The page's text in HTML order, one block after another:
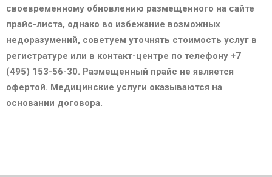
своевременному обновлению размещенного на сайте
прайс-листа, однако во избежание возможных
недоразумений, советуем уточнять стоимость услуг в
регистратуре или в контакт-центре по телефону +7
(495) 153-56-30. Размещенный прайс не является
офертой. Медицинские услуги оказываются на
основании договора.